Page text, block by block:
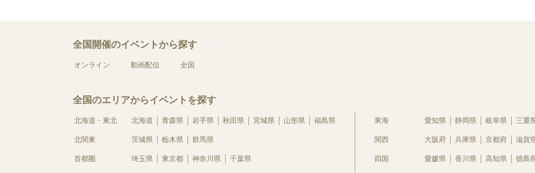
全国開催のイベントから探す
オンライン 動画配信 全国
全国のエリアからイベントを探す
北海道・東北 北海道 青森県 岩手県 秋田県 宮城県 山形県 福島県
北関東 茨城県 栃木県 群馬県
首都圏 埼玉県 東京都 神奈川県 千葉県
東海 愛知県 静岡県 岐阜県 三重
関西 大阪府 兵庫県 京都府 滋賀
四国 愛媛県 香川県 高知県 徳島